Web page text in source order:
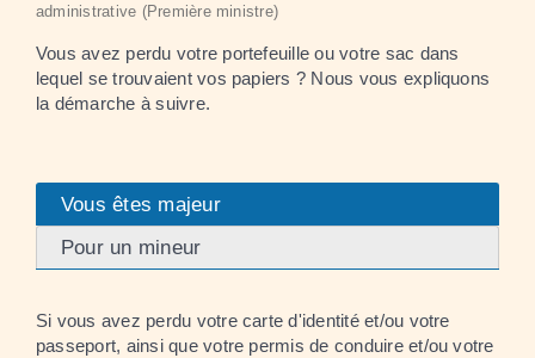
administrative (Première ministre)
Vous avez perdu votre portefeuille ou votre sac dans
lequel se trouvaient vos papiers ? Nous vous expliquons
la démarche à suivre.
Vous êtes majeur
Pour un mineur
Si vous avez perdu votre carte d'identité et/ou votre
passeport, ainsi que votre permis de conduire et/ou votre